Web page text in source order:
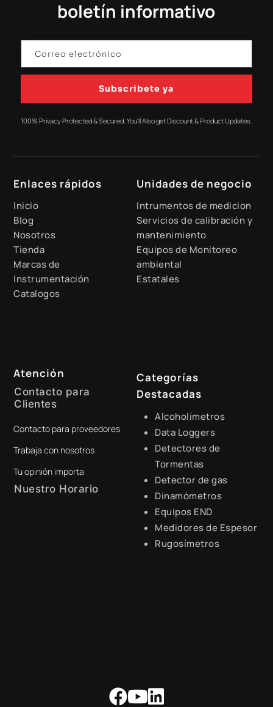
boletín informativo
Subscribete ya
100% Privacy Protected & Secured. You'll Also get Discount & Product Updates.
Enlaces rápidos
Inicio
Blog
Nosotros
Tienda
Marcas de
Instrumentación
Catalogos
Unidades de negocio
Intrumentos de medicion
Servicios de calibración y
mantenimiento
Equipos de Monitoreo
ambiental
Estatales
Atención
Contacto para
Clientes
+51 941 525 454
digital@zamtsu.com
Contacto para proveedores
Trabaja con nosotros
Tu opinión importa
Nuestro Horario
Categorías
Destacadas
Alcoholímetros
Data Loggers
Detectores de
Tormentas
Detector de gas
Dinamómetros
Equipos END
Medidores de Espesor
Rugosímetros